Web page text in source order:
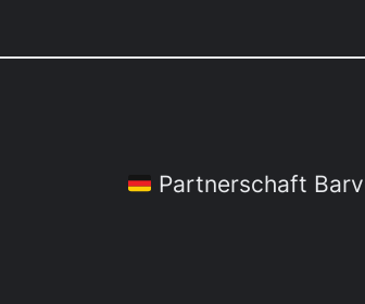
Partnerschaft